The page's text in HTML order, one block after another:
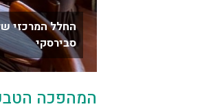
החלל המרכזי
סבירסקי
המהפכה